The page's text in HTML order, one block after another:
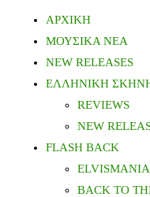
ΑΡΧΙΚΗ
ΜΟΥΣΙΚΑ ΝΕΑ
NEW RELEASES
ΕΛΛΗΝΙΚΗ
REVIEWS
NEW
FLASH BACK
ELVISMANIA
BACK TO